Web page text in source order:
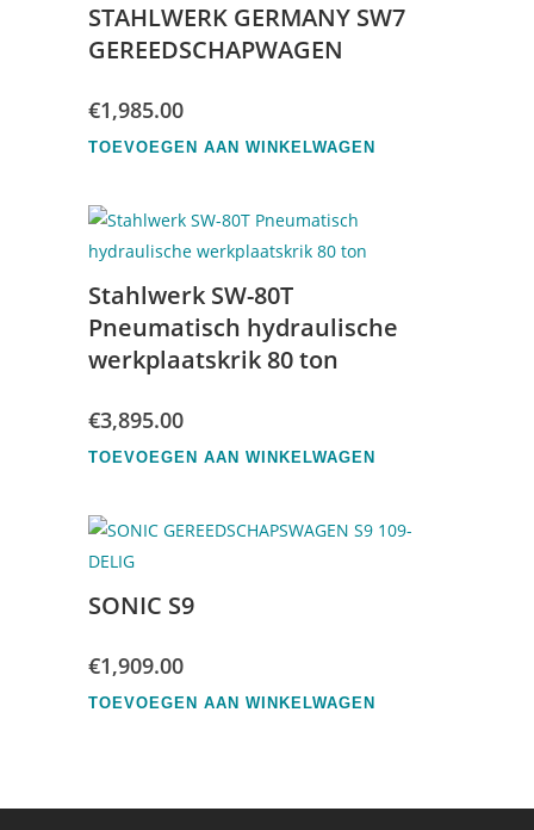
STAHLWERK GERMANY SW7
GEREEDSCHAPWAGEN
€1,985.00
TOEVOEGEN AAN WINKELWAGEN
Stahlwerk SW-80T
Pneumatisch hydraulische
werkplaatskrik 80 ton
€3,895.00
TOEVOEGEN AAN WINKELWAGEN
SONIC S9
€1,909.00
TOEVOEGEN AAN WINKELWAGEN